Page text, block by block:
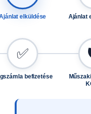
elküldése Ajánlat
✅
befizetése